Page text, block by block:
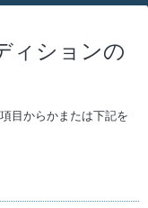
ィションの
目からかまたは下記を